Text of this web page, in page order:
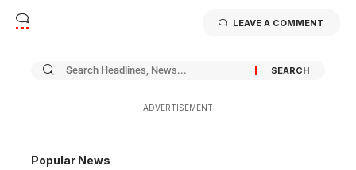
LEAVE A COMMENT
- ADVERTISEMENT -
Popular News